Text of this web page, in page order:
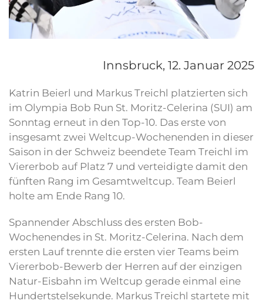
Innsbruck, 12. Januar 2025
Katrin Beierl und Markus Treichl platzierten sich
im Olympia Bob Run St. Moritz-Celerina (SUI) am
Sonntag erneut in den Top-10. Das erste von
insgesamt zwei Weltcup-Wochenenden in dieser
Saison in der Schweiz beendete Team Treichl im
Viererbob auf Platz 7 und verteidigte damit den
fünften Rang im Gesamtweltcup. Team Beierl
holte am Ende Rang 10.
Spannender Abschluss des ersten Bob-
Wochenendes in St. Moritz-Celerina. Nach dem
ersten Lauf trennte die ersten vier Teams beim
Viererbob-Bewerb der Herren auf der einzigen
Natur-Eisbahn im Weltcup gerade einmal eine
Hundertstelsekunde. Markus Treichl startete mit